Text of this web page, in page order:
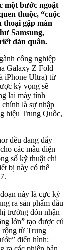
một bước ngoặt
thuộc, “cuộc
thoại gập màn
Samsung,
dàn quân.
công nghiệp
Galaxy Z Fold
iPhone Ultra) từ
kỳ vọng sẽ
lai máy tính
là sự nhập
hiệu Trung Quốc,
đều đang đẩy
các mẫu điện
số kỹ thuật chi
bị này có thể
này là cực kỳ
ra sản phẩm đầu
trường đón nhận
lớn” tạo được cú
rộng từ Trung
điển hình: